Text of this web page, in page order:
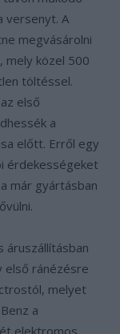
versenyt. A
megvásárolni
mely közel 500
töltéssel.
első
a
előtt. Erről egy
érdekességeket
már gyártásban
áruszállításban
első ránézésre
melyet
a
elektromos